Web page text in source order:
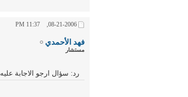
08-21-2006,
11:37 PM
فهد الأحمدي
مستشار
رد: سؤال ارجو الاجابة عليه